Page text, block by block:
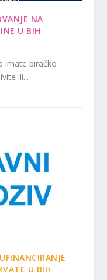
NA
U BIH
imate biračko
ili...
U BIH